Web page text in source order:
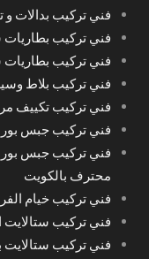
فني تركيب بدالات و
فني تركيب
فني تركيب بطاريات
فني تركيب بلاط
فني تركيب تكييف
فني تركيب جبس
فني تركيب جبس
محترف بالكويت
فني تركيب خيام
فني تركيب ستالايت
فني تركيب ستالايت